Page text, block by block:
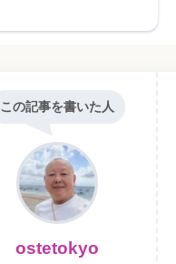
この記事を書いた人
ostetokyo